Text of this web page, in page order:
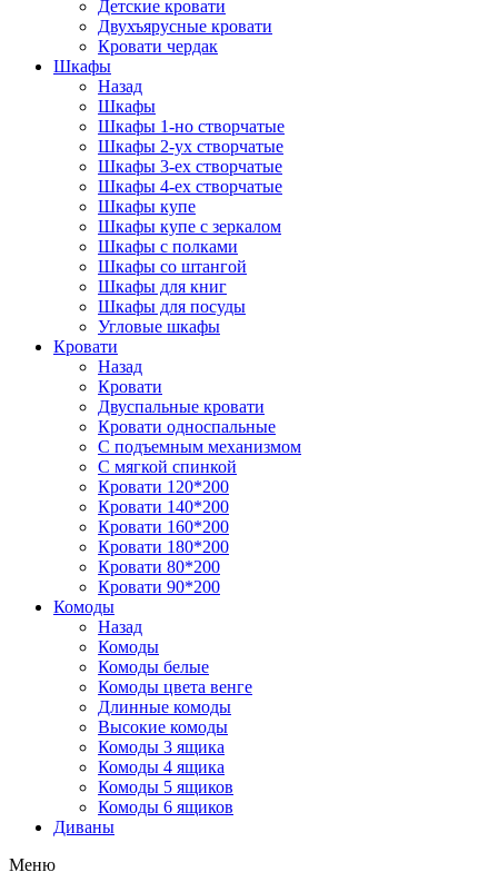
Детские кровати
Двухъярусные кровати
Кровати чердак
Шкафы
Назад
Шкафы
Шкафы 1-но створчатые
Шкафы 2-ух створчатые
Шкафы 3-ех створчатые
Шкафы 4-ех створчатые
Шкафы купе
Шкафы купе с зеркалом
Шкафы с полками
Шкафы со штангой
Шкафы для книг
Шкафы для посуды
Угловые шкафы
Кровати
Назад
Кровати
Двуспальные кровати
Кровати односпальные
С подъемным механизмом
С мягкой спинкой
Кровати 120*200
Кровати 140*200
Кровати 160*200
Кровати 180*200
Кровати 80*200
Кровати 90*200
Комоды
Назад
Комоды
Комоды белые
Комоды цвета венге
Длинные комоды
Высокие комоды
Комоды 3 ящика
Комоды 4 ящика
Комоды 5 ящиков
Комоды 6 ящиков
Диваны
Меню